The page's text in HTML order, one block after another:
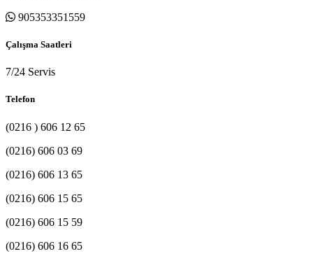
905353351559
Çalışma Saatleri
7/24 Servis
Telefon
(0216 ) 606 12 65
(0216) 606 03 69
(0216) 606 13 65
(0216) 606 15 65
(0216) 606 15 59
(0216) 606 16 65